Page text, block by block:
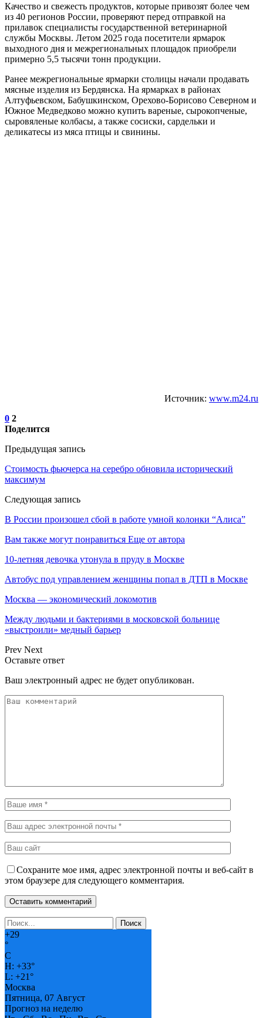
Качество и свежесть продуктов, которые привозят более чем
из 40 регионов России, проверяют перед отправкой на
прилавок специалисты государственной ветеринарной
службы Москвы. Летом 2025 года посетители ярмарок
выходного дня и межрегиональных площадок приобрели
примерно 5,5 тысячи тонн продукции.
Ранее межрегиональные ярмарки столицы начали продавать
мясные изделия из Бердянска. На ярмарках в районах
Алтуфьевском, Бабушкинском, Орехово-Борисово Северном и
Южное Медведково можно купить вареные, сырокопченые,
сыровяленые колбасы, а также сосиски, сардельки и
деликатесы из мяса птицы и свинины.
Источник: www.m24.ru
0 2
Поделится
Предыдущая запись
Стоимость фьючерса на серебро обновила исторический
максимум
Следующая запись
В России произошел сбой в работе умной колонки “Алиса”
Вам также могут понравиться Еще от автора
10-летняя девочка утонула в пруду в Москве
Автобус под управлением женщины попал в ДТП в Москве
Москва — экономический локомотив
Между людьми и бактериями в московской больнице
«выстроили» медный барьер
Prev Next
Оставьте ответ
Ваш электронный адрес не будет опубликован.
Сохраните мое имя, адрес электронной почты и веб-сайт в
этом браузере для следующего комментария.
+29
°
C
H: +33°
L: +21°
Москва
Пятница, 07 Август
Прогноз на неделю